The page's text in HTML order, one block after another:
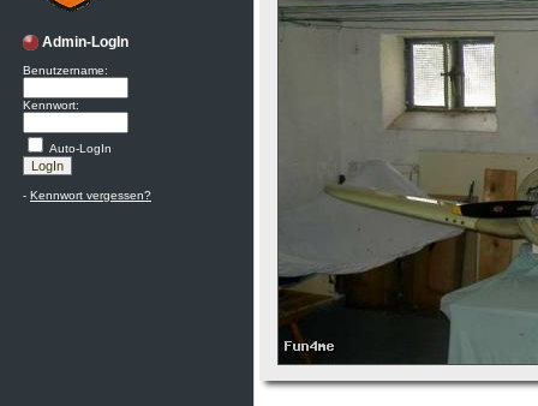
Admin-LogIn
Benutzername:
Kennwort:
Auto-LogIn
- Kennwort vergessen?